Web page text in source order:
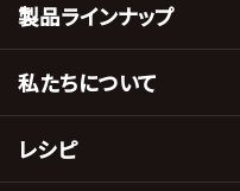
製品ラインナップ
私たちについて
レシピ